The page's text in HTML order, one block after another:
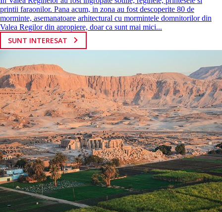
printii faraonilor. Pana acum, in zona au fost descoperite 80 de
morminte, asemanatoare arhitectural cu mormintele domnitorilor din
Valea Regilor din apropiere, doar ca sunt mai mici...
SUNT INTERESAT